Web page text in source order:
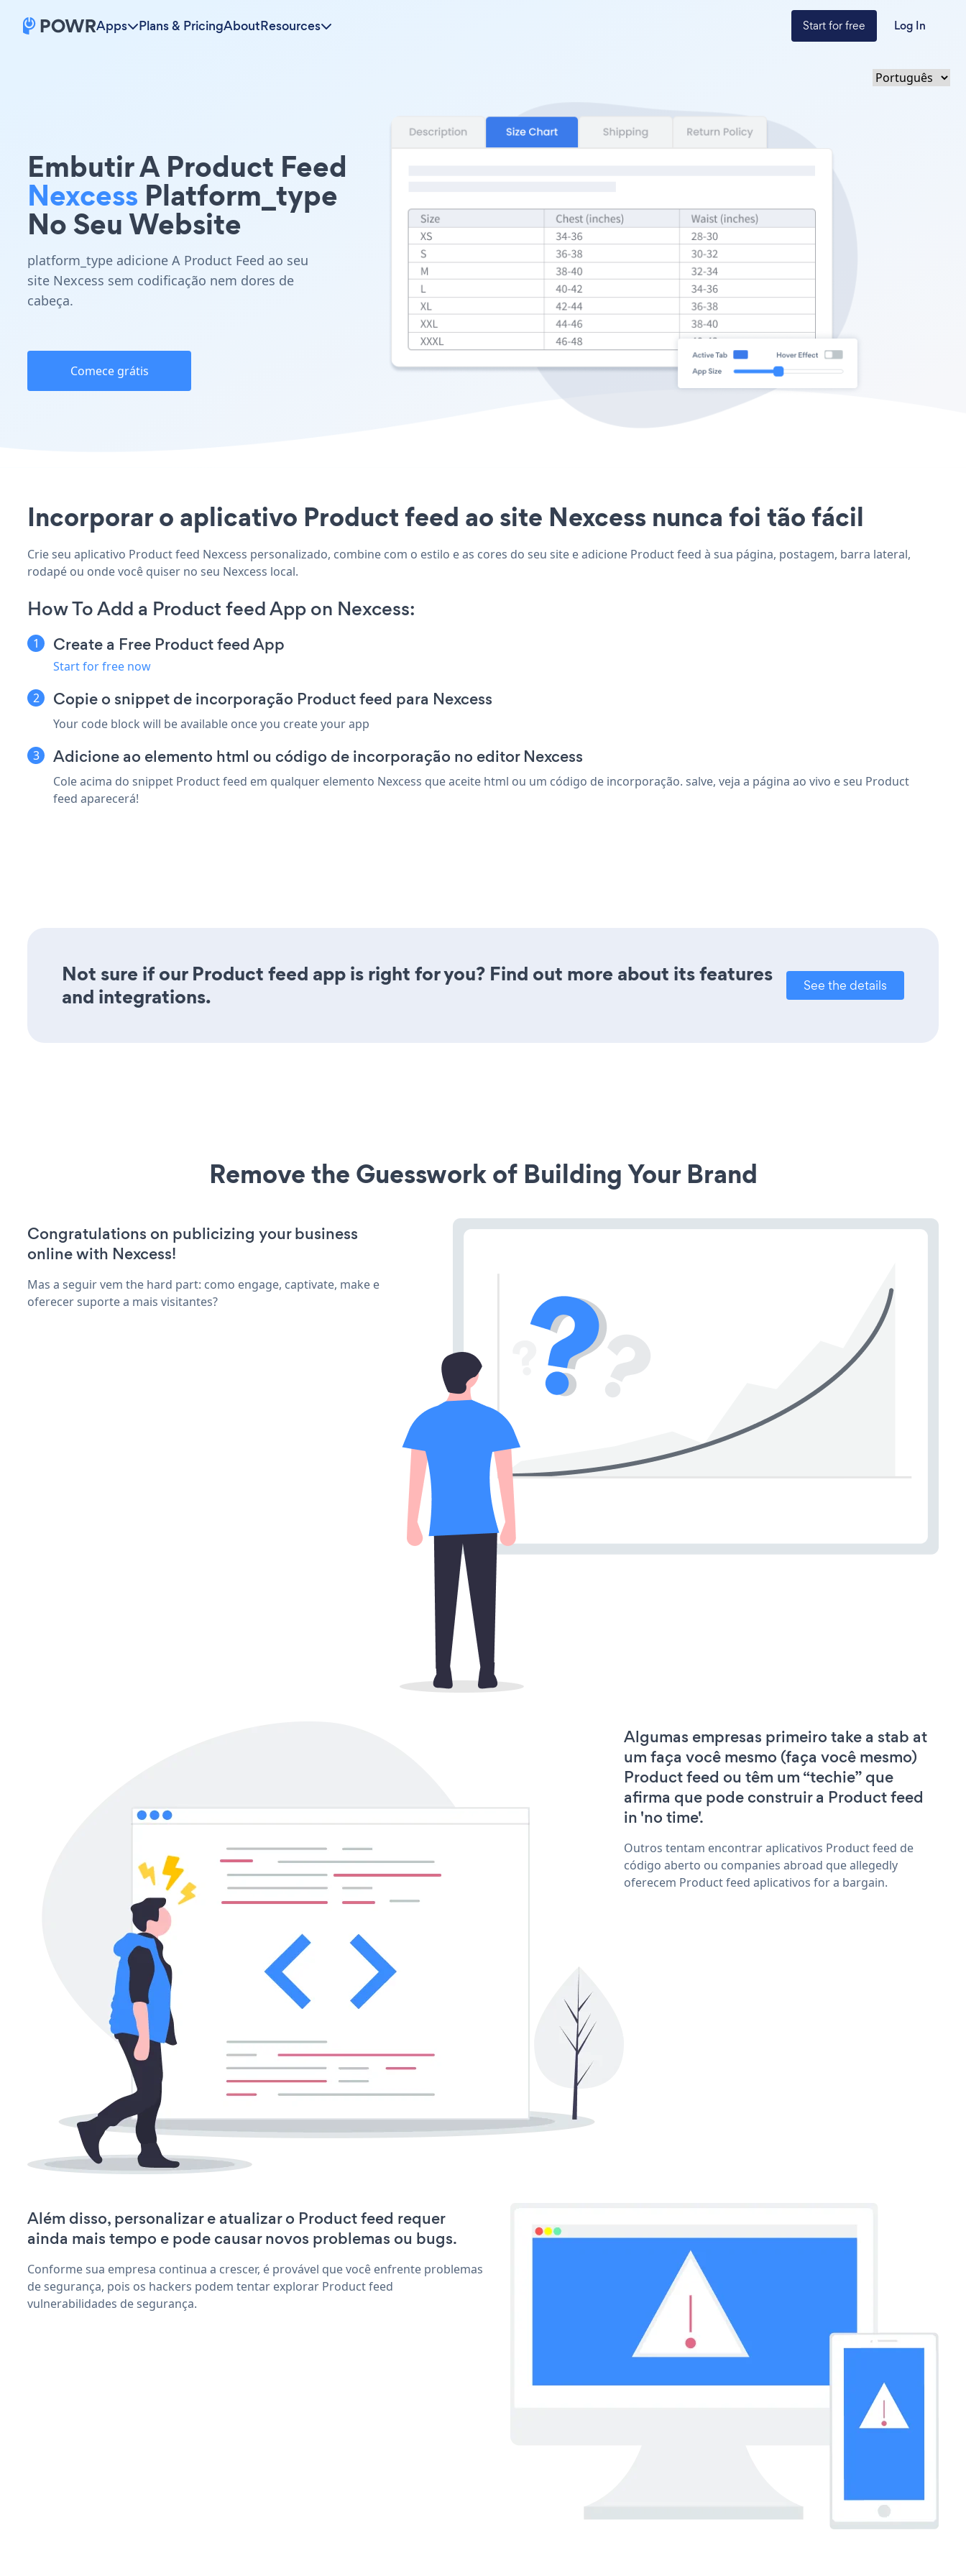
Apps Plans & PricingAboutResources Start for free Log In
Embutir A Product Feed
Nexcess Platform_type
No Seu Website
platform_type adicione A Product Feed ao seu
site Nexcess sem codificação nem dores de
cabeça.
Comece grátis
Incorporar o aplicativo Product feed ao site Nexcess nunca foi tão fácil
Crie seu aplicativo Product feed Nexcess personalizado, combine com o estilo e as cores do seu site e adicione Product feed à sua página, postagem, barra lateral,
rodapé ou onde você quiser no seu Nexcess local.
How To Add a Product feed App on Nexcess:
Create a Free Product feed App
Start for free now
Copie o snippet de incorporação Product feed para Nexcess
Your code block will be available once you create your app
Adicione ao elemento html ou código de incorporação no editor Nexcess
Cole acima do snippet Product feed em qualquer elemento Nexcess que aceite html ou um código de incorporação. salve, veja a página ao vivo e seu Product
feed aparecerá!
Not sure if our Product feed app is right for you? Find out more about its features
and integrations.
See the details
Remove the Guesswork of Building Your Brand
Congratulations on publicizing your business
online with Nexcess!
Mas a seguir vem the hard part: como engage, captivate, make e
oferecer suporte a mais visitantes?
Algumas empresas primeiro take a stab at
um faça você mesmo (faça você mesmo)
Product feed ou têm um “techie” que
afirma que pode construir a Product feed
in 'no time'.
Outros tentam encontrar aplicativos Product feed de
código aberto ou companies abroad que allegedly
oferecem Product feed aplicativos for a bargain.
Além disso, personalizar e atualizar o Product feed requer
ainda mais tempo e pode causar novos problemas ou bugs.
Conforme sua empresa continua a crescer, é provável que você enfrente problemas
de segurança, pois os hackers podem tentar explorar Product feed
vulnerabilidades de segurança.